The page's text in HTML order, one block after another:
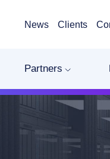
News Clients
Partners